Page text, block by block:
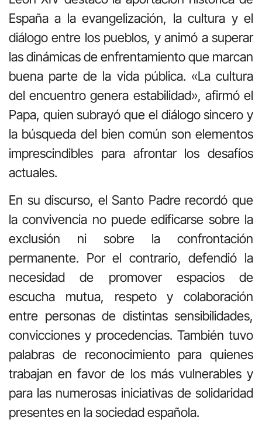
España a la evangelización, la cultura y el
diálogo entre los pueblos, y animó a superar
las dinámicas de enfrentamiento que marcan
buena parte de la vida pública. «La cultura
del encuentro genera estabilidad», afirmó el
Papa, quien subrayó que el diálogo sincero y
la búsqueda del bien común son elementos
imprescindibles para afrontar los desafíos
actuales.
En su discurso, el Santo Padre recordó que
la convivencia no puede edificarse sobre la
exclusión ni sobre la confrontación
permanente. Por el contrario, defendió la
necesidad de promover espacios de
escucha mutua, respeto y colaboración
entre personas de distintas sensibilidades,
convicciones y procedencias. También tuvo
palabras de reconocimiento para quienes
trabajan en favor de los más vulnerables y
para las numerosas iniciativas de solidaridad
presentes en la sociedad española.